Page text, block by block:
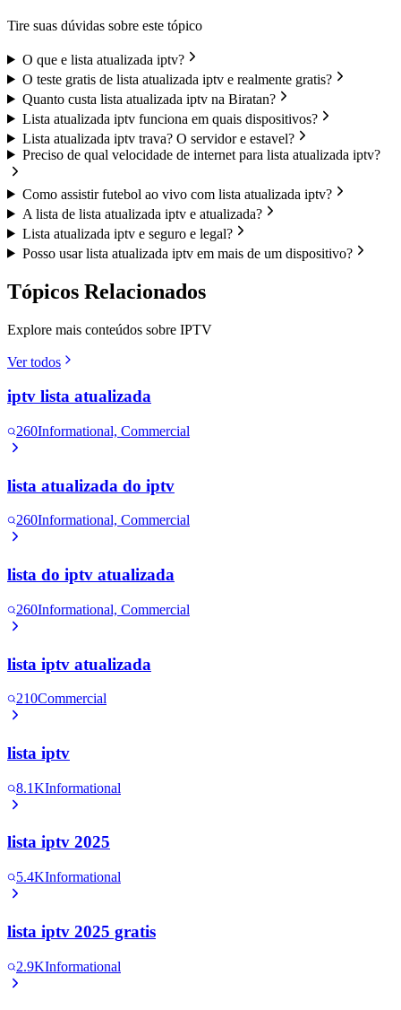
Tire suas dúvidas sobre este tópico
O que e lista atualizada iptv?
O teste gratis de lista atualizada iptv e realmente gratis?
Quanto custa lista atualizada iptv na Biratan?
Lista atualizada iptv funciona em quais dispositivos?
Lista atualizada iptv trava? O servidor e estavel?
Preciso de qual velocidade de internet para lista atualizada iptv?
Como assistir futebol ao vivo com lista atualizada iptv?
A lista de lista atualizada iptv e atualizada?
Lista atualizada iptv e seguro e legal?
Posso usar lista atualizada iptv em mais de um dispositivo?
Tópicos Relacionados
Explore mais conteúdos sobre IPTV
Ver todos
iptv lista atualizada
260Informational, Commercial
lista atualizada do iptv
260Informational, Commercial
lista do iptv atualizada
260Informational, Commercial
lista iptv atualizada
210Commercial
lista iptv
8.1KInformational
lista iptv 2025
5.4KInformational
lista iptv 2025 gratis
2.9KInformational